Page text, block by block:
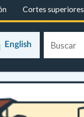
Cortes superiores
English